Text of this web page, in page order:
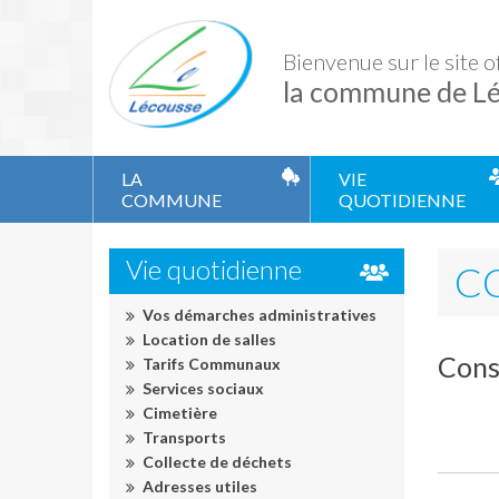
Bienvenue sur le site
la commune de
LA
COMMUNE
Équipe municipale
Services municipaux
Conseil municipal
Arrêtés municipaux et Décisions du Maire
Lécousse info
Prévention du Bruit
Fougères Agglomération
Arrêtés de portée générale
Décisions du Maire
VIE
QUOTIDIENNE
Location de salles
Tarifs Communaux
Services sociaux
Vie quotidienne
Vos démarches administratives
Location de salles
Tarifs Communaux
Services sociaux
Cimetière
Transports
Collecte de déchets
Adresses utiles